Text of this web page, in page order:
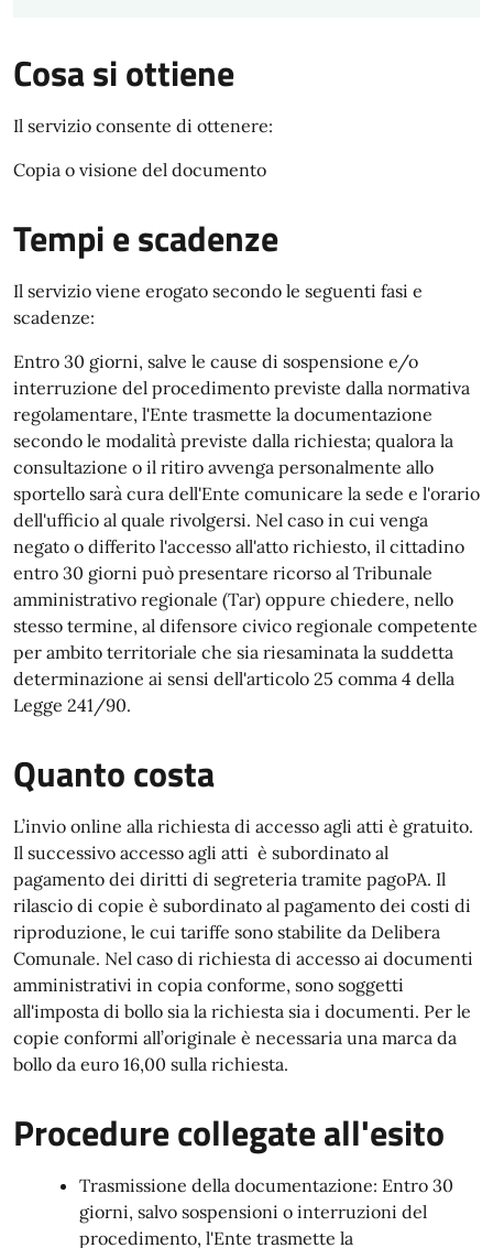
Cosa si ottiene
Il servizio consente di ottenere:
Copia o visione del documento
Tempi e scadenze
Il servizio viene erogato secondo le seguenti fasi e
scadenze:
Entro 30 giorni, salve le cause di sospensione e/o
interruzione del procedimento previste dalla normativa
regolamentare, l'Ente trasmette la documentazione
secondo le modalità previste dalla richiesta; qualora la
consultazione o il ritiro avvenga personalmente allo
sportello sarà cura dell'Ente comunicare la sede e l'orario
dell'ufficio al quale rivolgersi. Nel caso in cui venga
negato o differito l'accesso all'atto richiesto, il cittadino
entro 30 giorni può presentare ricorso al Tribunale
amministrativo regionale (Tar) oppure chiedere, nello
stesso termine, al difensore civico regionale competente
per ambito territoriale che sia riesaminata la suddetta
determinazione ai sensi dell'articolo 25 comma 4 della
Legge 241/90.
Quanto costa
L’invio online alla richiesta di accesso agli atti è gratuito.
Il successivo accesso agli atti è subordinato al
pagamento dei diritti di segreteria tramite pagoPA. Il
rilascio di copie è subordinato al pagamento dei costi di
riproduzione, le cui tariffe sono stabilite da Delibera
Comunale. Nel caso di richiesta di accesso ai documenti
amministrativi in copia conforme, sono soggetti
all'imposta di bollo sia la richiesta sia i documenti. Per le
copie conformi all’originale è necessaria una marca da
bollo da euro 16,00 sulla richiesta.
Procedure collegate all'esito
Trasmissione della documentazione: Entro 30
giorni, salvo sospensioni o interruzioni del
procedimento, l'Ente trasmette la